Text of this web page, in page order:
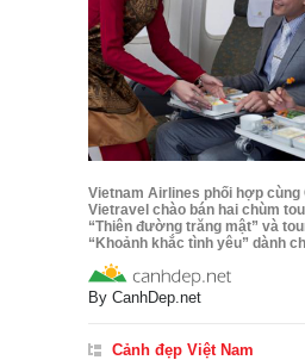
Vietnam Airlines phối hợp cùng
Vietravel chào bán hai chùm
“Thiên đường trăng mật” và
“Khoảnh khắc tình yêu” dành
By CanhDep.net
Cảnh đẹp Việt Nam